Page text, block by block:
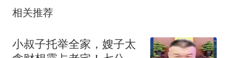
相关推荐
小叔子托举全家，嫂子太